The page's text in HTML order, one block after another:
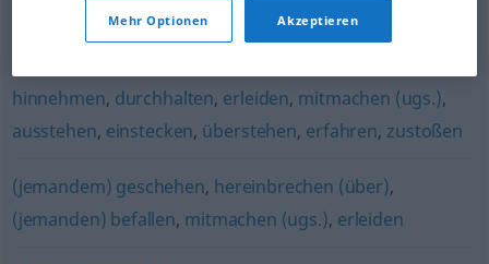
(jemandem) unterkommen
hinnehmen, durchhalten, erleiden, mitmachen (ugs.),
ausstehen, einstecken, überstehen, erfahren, zustoßen
(jemandem) geschehen, hereinbrechen (über),
(jemanden) befallen, mitmachen (ugs.), erleiden
Mehr Optionen Akzeptieren